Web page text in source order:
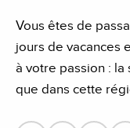
Vous êtes de
jours de vacances
à votre passion : la
que dans cette